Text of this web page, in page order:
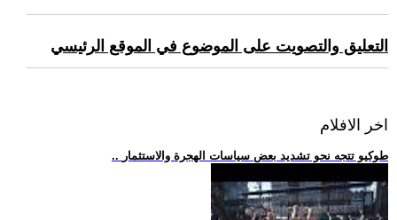
التعليق والتصويت على الموضوع في الموقع الرئيسي
اخر الافلام
.. طوكيو تتجه نحو تشديد بعض سياسات الهجرة والاستثمار